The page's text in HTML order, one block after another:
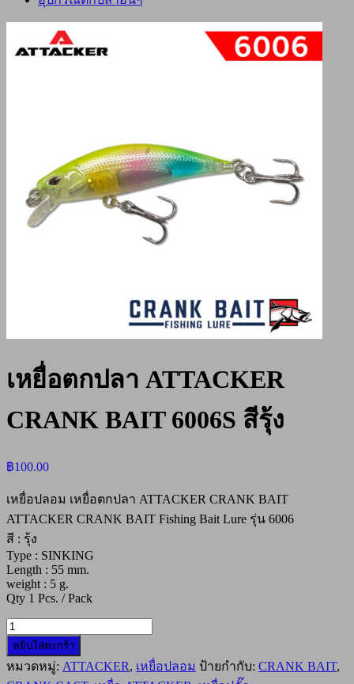
เหยื่อตกปลา ATTACKER
CRANK BAIT 6006S สีรุ้ง
฿100.00
เหยื่อปลอม เหยื่อตกปลา ATTACKER CRANK BAIT
ATTACKER CRANK BAIT Fishing Bait Lure รุ่น 6006
สี : รุ้ง
Type : SINKING
Length : 55 mm.
weight : 5 g.
Qty 1 Pcs. / Pack
จำนวน
เหยื่อ
ตก
หยิบใส่ตะกร้า
หมวดหมู่: ATTACKER, เหยื่อปลอม ป้ายกำกับ: CRANK BAIT,